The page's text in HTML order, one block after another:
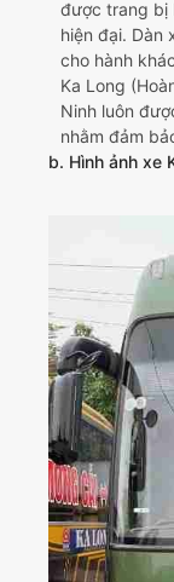
được trang bị
hiện đại. Dàn
cho hành
Ka Long
Ninh luôn
nhằm đảm
b. Hình ảnh xe